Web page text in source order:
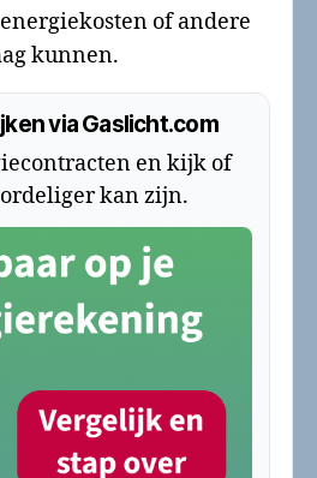
of andere
kunnen.
via Gaslicht.com
en kijk of
kan zijn.